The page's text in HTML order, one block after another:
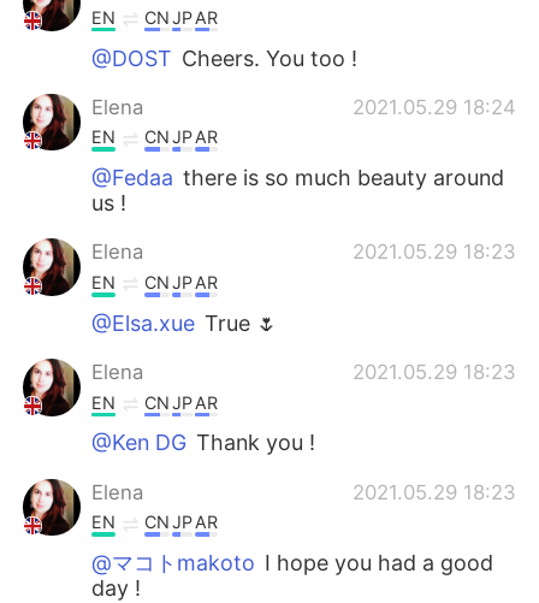
EN CNJPAR
@DOST Cheers. You too !
Elena 2021.05.29 18:24
EN CNJPAR
@Fedaa there is so much beauty around
us !
Elena 2021.05.29 18:23
EN CNJPAR
@Elsa.xue True 🌷
Elena 2021.05.29 18:23
EN CNJPAR
@Ken DG Thank you !
Elena 2021.05.29 18:23
EN CNJPAR
@マコトmakoto I hope you had a good
day !